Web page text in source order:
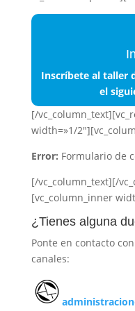
Inscríbete al taller
el
[/
width=»1/
Error: Formulario de
[/vc_column_text][/
[vc_column_inner
¿Tienes alguna
Ponte en contacto
canales: